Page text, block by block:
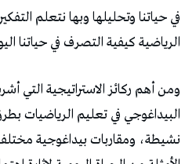
في حياتنا وتحليلها وبها نتعلم
الرياضية كيفية التصرف في حياتنا
ومن أهم ركائز الاستراتيجية التي
البيداغوجي في تعليم الرياضيات
نشيطة، ومقاربات بيداغوجية